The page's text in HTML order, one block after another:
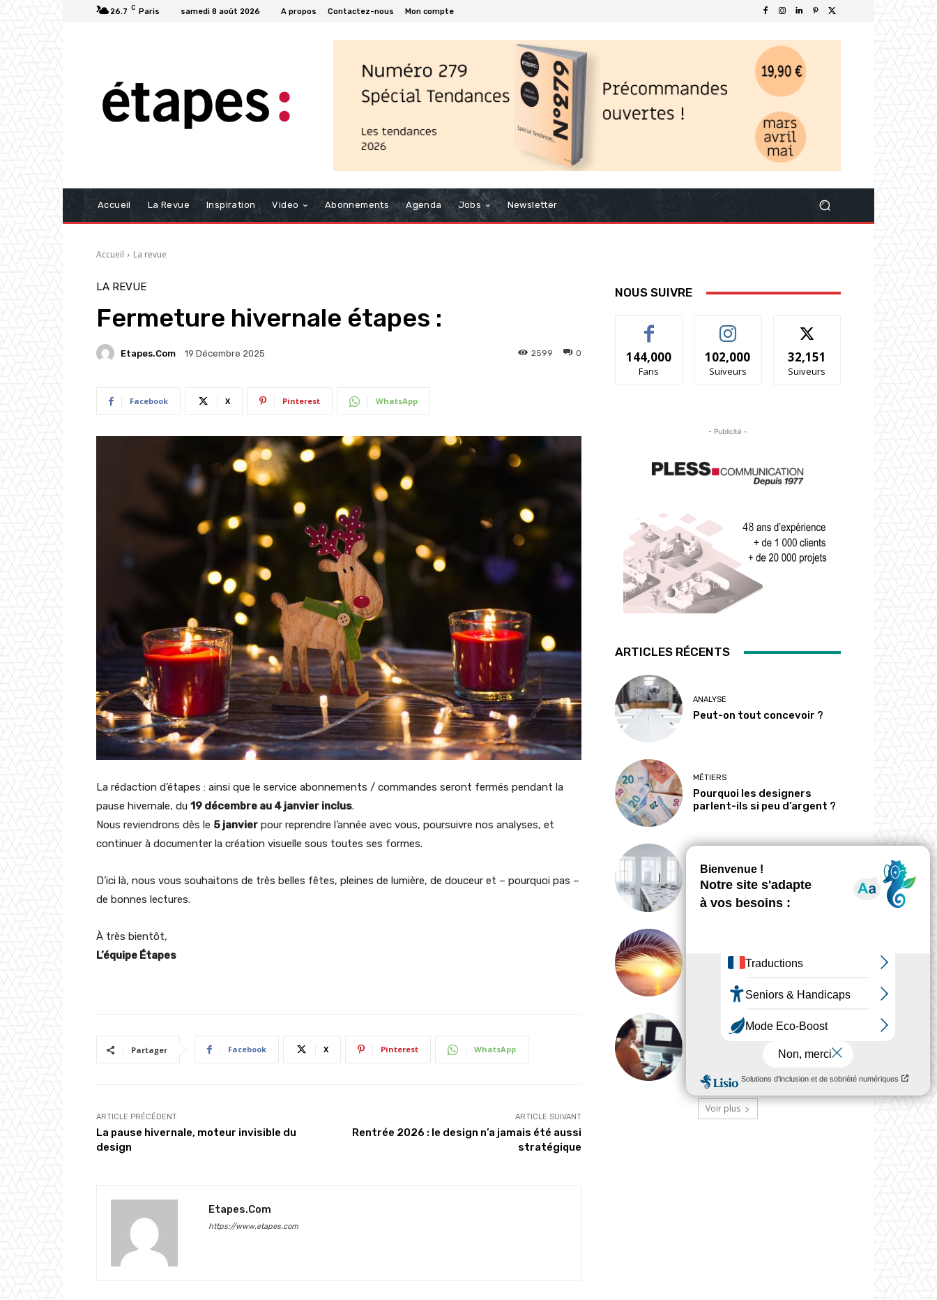
26.7 C Paris samedi 8 août 2026 A propos Contactez-nous Mon compte
Accueil La Revue Inspiration Video Abonnements Agenda Jobs Newsletter
Accueil La revue
LA REVUE
Fermeture hivernale étapes :
Etapes.com 19 Décembre 2025 0
2599
Facebook X Pinterest WhatsApp
La rédaction d’étapes : ainsi que le service abonnements / commandes seront fermés pendant la
pause hivernale, du 19 décembre au 4 janvier inclus.
Nous reviendrons dès le 5 janvier pour reprendre l’année avec vous, poursuivre nos analyses, et
continuer à documenter la création visuelle sous toutes ses formes.
D’ici là, nous vous souhaitons de très belles fêtes, pleines de lumière, de douceur et – pourquoi pas –
de bonnes lectures.
À très bientôt,
L’équipe Étapes
Partager Facebook X Pinterest WhatsApp
ARTICLE PRÉCÉDENT
La pause hivernale, moteur invisible du
design
ARTICLE SUIVANT
Rentrée 2026 : le design n’a jamais été aussi
stratégique
Etapes.com
https://www.etapes.com
NOUS SUIVRE
144,000
Fans
102,000
Suiveurs
32,151
Suiveurs
- Publicité -
ARTICLES RÉCENTS
ANALYSE
Peut-on tout concevoir ?
MÉTIERS
Pourquoi les designers
parlent-ils si peu d’argent ?
Le designer passe-t-il
désormais plus de temps à
dire non qu’à créer ?
Le regard du designer ne
designer est devenu
Voir plus